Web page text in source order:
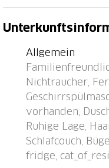
schönes, gemütliches
Wiesen. Im Ort, im
alleinstehende,
Alleinbenutzung:
Hause: Skiraum,
(extra). Parkplatz
12 km, Restaurant,
SBB Airolo" 12 km.
Skilift 5 km,
Allgemein
Nichtraucher,
vorhanden,
Ruhige Lage,
Schlafcouch,
fridge,